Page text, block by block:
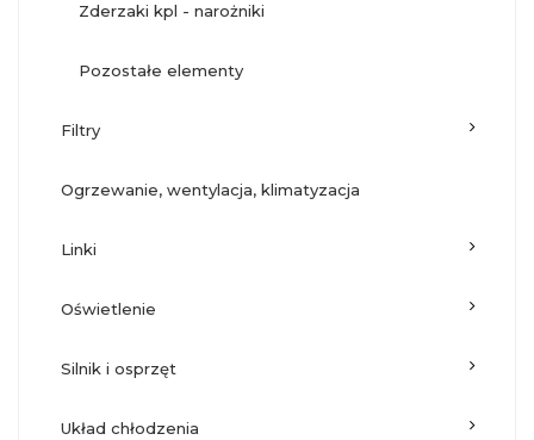
zderzaki kpl - narożniki
pozostałe elementy
filtry
ogrzewanie, wentylacja, klimatyzacja
linki
oświetlenie
silnik i osprzęt
układ chłodzenia